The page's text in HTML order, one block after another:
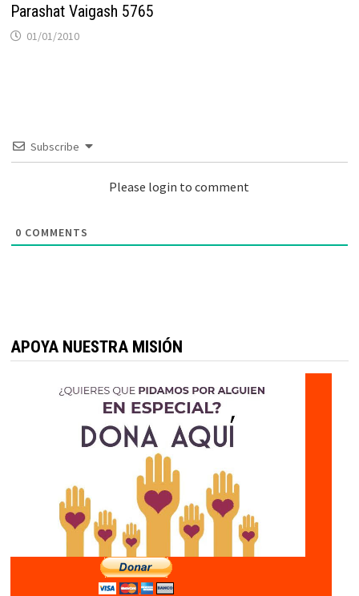
Parashat Vaigash 5765
01/01/2010
Subscribe
Please login to comment
0 COMMENTS
APOYA NUESTRA MISIÓN